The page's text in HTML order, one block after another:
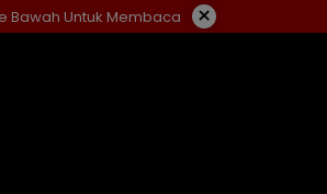
Bawah Untuk Membaca ×